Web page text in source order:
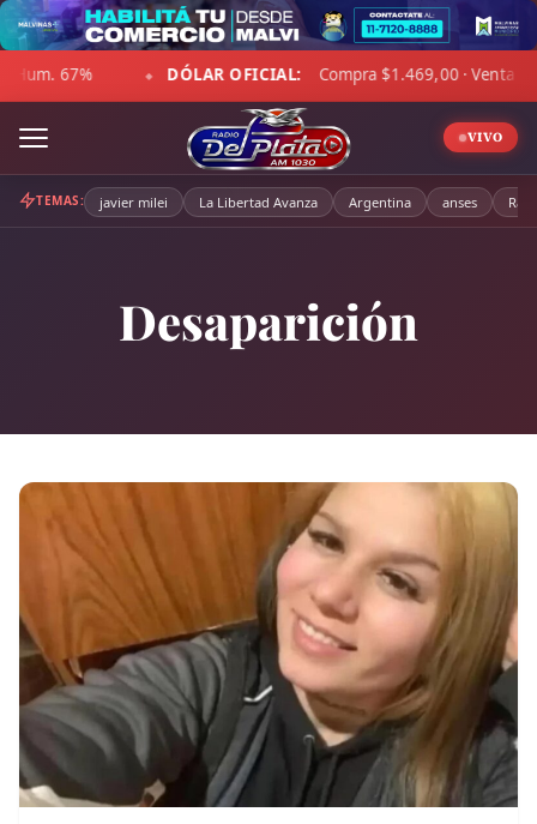
Skip
to
content
OFICIAL: Compra $1.469,00 · Venta $1.520,00 ◆ ☁ LA
VIVO
TEMAS: javier milei La Libertad Avanza Argentina anses
Desaparición